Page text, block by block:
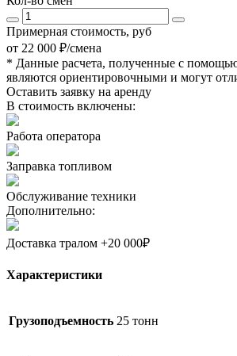
Примерная стоимость, руб
от 22 000 ₽/смена
* Данные расчета, полученные с помощью
являются ориентировочными и могут
Оставить заявку на аренду
В стоимость включены:
Работа оператора
Заправка топливом
Обслуживание техники
Дополнительно:
Доставка тралом +20 000₽
Характеристики
Грузоподъемность 25 тонн